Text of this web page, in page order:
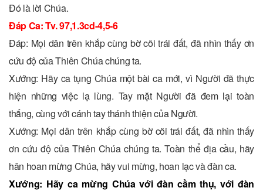
Ðó là lời Chúa.
Ðáp Ca: Tv. 97,1.3cd-4,5-6
Ðáp: Mọi dân trên khắp cùng bờ cõi trái đất, đã nhìn thấy ơn
cứu độ của Thiên Chúa chúng ta.
Xướng: Hãy ca tụng Chúa một bài ca mới, vì Người đã thực
hiện những việc lạ lùng. Tay mặt Người đã đem lại toàn
thắng, cùng với cánh tay thánh thiện của Người.
Xướng: Mọi dân trên khắp cùng bờ cõi trái đất, đã nhìn thấy
ơn cứu độ của Thiên Chúa chúng ta. Toàn thể địa cầu, hãy
hân hoan mừng Chúa, hãy vui mừng, hoan lạc và đàn ca.
Xướng: Hãy ca mừng Chúa với đàn cầm thụ, với đàn